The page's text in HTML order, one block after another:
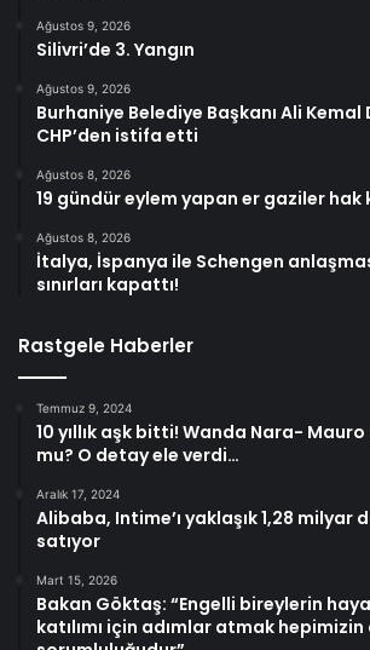
Ağustos 9, 2026
Silivri’de 3. Yangın
Ağustos 9, 2026
Burhaniye Belediye Başkanı Ali
CHP’den istifa etti
Ağustos 8, 2026
19 gündür eylem yapan er gaziler hak
Ağustos 8, 2026
İtalya, İspanya ile Schengen
sınırları kapattı!
Rastgele Haberler
Temmuz 9, 2024
10 yıllık aşk bitti! Wanda Nara-
mu? O detay ele verdi…
Aralık 17, 2024
Alibaba, Intime’ı yaklaşık 1,28 milyar
satıyor
Mart 15, 2026
Bakan Göktaş: “Engelli bireylerin
katılımı için adımlar atmak